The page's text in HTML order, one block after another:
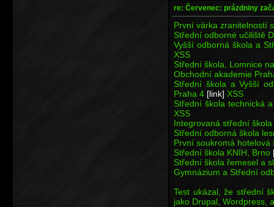
re: Červenec: prázdniny
První várka zranitelností
Střední odborné učiliště
Vyšší odborná škola a
XSS
Střední škola, Lomnice
Obchodní akademie
Střední škola a Vyšší
Praha 4 [link] XSS
Střední škola technická
XSS
Integrovaná střední
Střední odborná škola
První soukromá
Střední škola KNIH, Brno
Střední škola řemesel a
Gymnázium a Střední
Test ukázal, že střední
jako Drupal, Wordpress,